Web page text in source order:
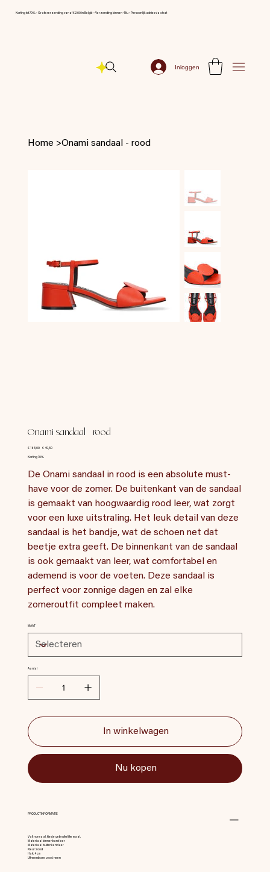
Korting tot 70% ⦁ Gratis verzending vanaf € 200 in België ⦁ Verzending binnen 48u ⦁ Persoonlijk advies via chat
Inloggen
Home >Onami sandaal - rood
Onami sandaal - rood
Originele
prijs
€ 165,00 Verkoopprijs
€ 49,50
Korting 70%
De Onami sandaal in rood is een absolute must-
have voor de zomer. De buitenkant van de sandaal
is gemaakt van hoogwaardig rood leer, wat zorgt
voor een luxe uitstraling. Het leuk detail van deze
sandaal is het bandje, wat de schoen net dat
beetje extra geeft. De binnenkant van de sandaal
is ook gemaakt van leer, wat comfortabel en
ademend is voor de voeten. Deze sandaal is
perfect voor zonnige dagen en zal elke
zomeroutfit compleet maken.
MAAT
Aantal
In winkelwagen
Nu kopen
PRODUCTINFORMATIE
Valt normaal, kies je gebruikelijke maat.
Materiaal binnenkant: leer
Materiaal buitenkant: leer
Kleur: rood
Hak: 4 cm
Uitneembare zool: neen